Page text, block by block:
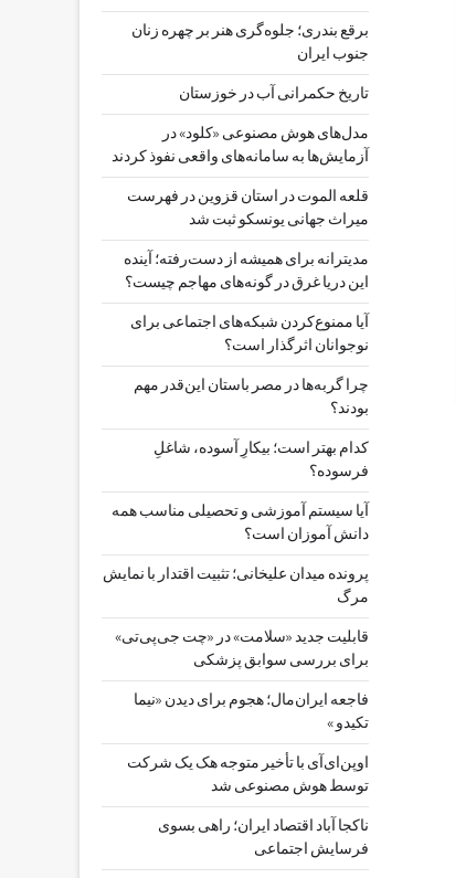
برقع بندری؛ جلوه‌گری هنر بر چهره زنان
جنوب ایران
تاریخ حکمرانی آب در خوزستان
مدل‌های هوش مصنوعی «کلود» در
آزمایش‌ها به سامانه‌های واقعی نفوذ کردند
قلعه الموت در استان قزوین در فهرست
میراث جهانی یونسکو ثبت شد
مدیترانه برای همیشه از دست‌رفته؛ آینده
این دریا غرق در گونه‌های مهاجم چیست؟
آیا ممنوع‌کردن شبکه‌های اجتماعی برای
نوجوانان اثرگذار است؟
چرا گربه‌ها در مصر باستان این‌قدر مهم
بودند؟
کدام بهتر است؛ بیکارِ آسوده، شاغلِ
فرسوده؟
آیا سیستم آموزشی و تحصیلی مناسب همه
دانش آموزان است؟
پرونده میدان علیخانی؛ تثبیت اقتدار با نمایش
مرگ
قابلیت جدید «سلامت» در «چت ‌جی‌پی‌تی»
برای بررسی سوابق پزشکی
فاجعه ایران‌مال؛ هجوم برای دیدن «نیما
تکیدو »
اوپن‌ای‌آی با تأخیر متوجه هک یک شرکت
توسط هوش مصنوعی شد
ناکجا آباد اقتصاد ایران؛ راهی بسوی
فرسایش اجتماعی